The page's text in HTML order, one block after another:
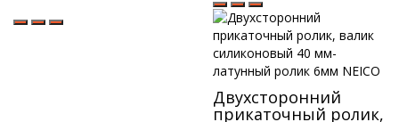
Двухсторонний
прикаточный ролик,